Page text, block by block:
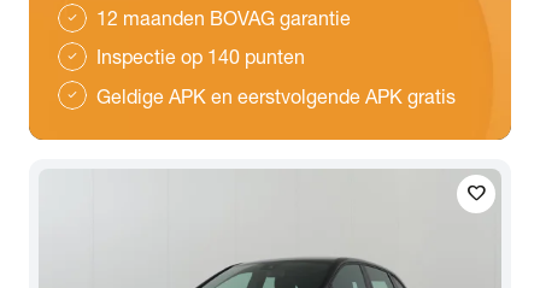
check 12 maanden BOVAG garantie
check Inspectie op 140 punten
check Geldige APK en eerstvolgende APK gratis
favorite